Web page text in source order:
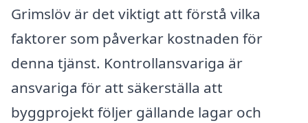
Grimslöv är det viktigt att förstå vilka
faktorer som påverkar kostnaden för
denna tjänst. Kontrollansvariga är
ansvariga för att säkerställa att
byggprojekt följer gällande lagar och